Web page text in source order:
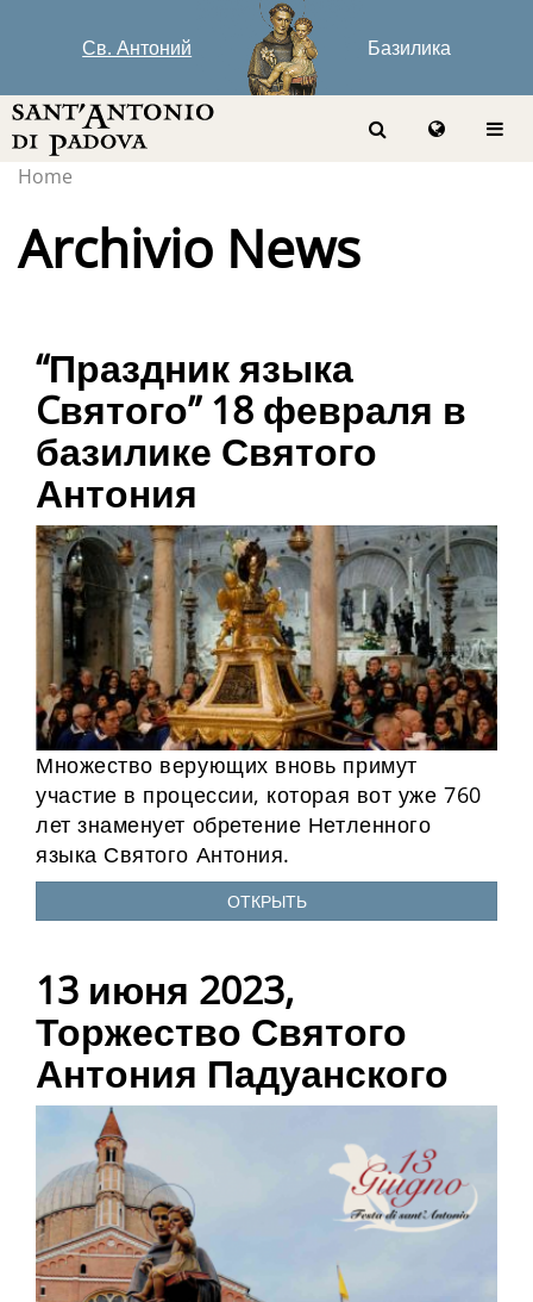
Св. Антоний Базилика
Home
Archivio News
“Праздник языка
Cвятого” 18 февраля в
базилике Святого
Антония
Множество верующих вновь примут
участие в процессии, которая вот уже 760
лет знаменует обретение Нетленного
языка Святого Антония.
ОТКРЫТЬ
13 июня 2023,
Торжество Святого
Антония Падуанского